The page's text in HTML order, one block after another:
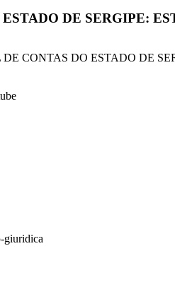
DE SERGIPE:
CONTAS DO ESTADO DE
giuridica